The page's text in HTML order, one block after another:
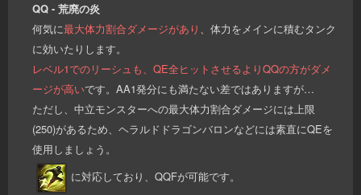
QQ - 荒廃の炎
何気に最大体力割合ダメージがあり 、体力をメインに積むタンク
に効いたりします。
レベル1でのリーシュも、QE全ヒットさせるよりQQの方がダメ
ージが高いです。AA1発分にも満たない差ではありますが…
ただし、中立モンスターへの最大体力割合ダメージには上限
(250)があるため、ヘラルドドラゴンバロンなどには素直にQEを
使用しましょう。
に対応しており、QQFが可能です。